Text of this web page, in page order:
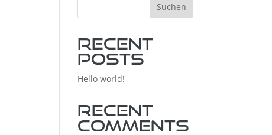
Suchen
Recent
Posts
Hello world!
Recent
Comments